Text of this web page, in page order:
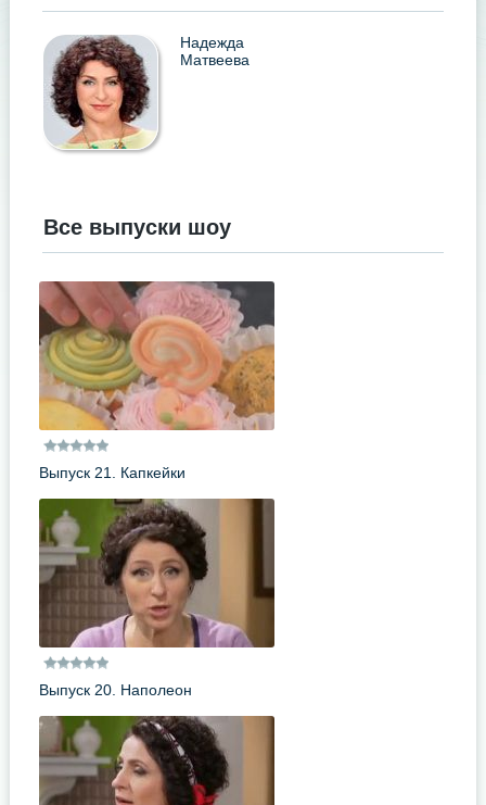
Надежда
Матвеева
Все выпуски шоу
.
Выпуск 21. Капкейки
Выпуск 20. Наполеон